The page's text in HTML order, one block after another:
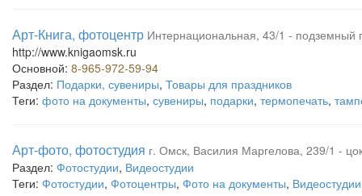
Арт-Книга, фотоцентр Интернациональная, 43/1 -
http://www.knigaomsk.ru
Основной: 8-965-972-59-94
Раздел: Подарки, сувениры, Товары для праздников
Теги: фото на документы, сувениры, подарки, термопечать,
Арт-фото, фотостудия г. Омск, Василия Маргелова, 239/1 -
Раздел: Фотостудии, Видеостудии
Теги: Фотостудии, Фотоцентры, Фото на документы, Видеостудии